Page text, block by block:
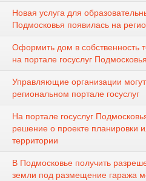
Новая услуга для
Подмосковья появилась на
Оформить дом в собственность
на портале госуслуг Подмосковья
Управляющие организации
региональном портале госуслуг
На портале госуслуг
решение о проекте планировки
территории
В Подмосковье получить
земли под размещение гаража